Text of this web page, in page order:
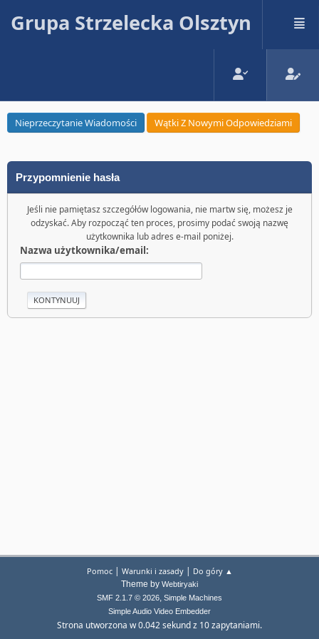
Grupa Strzelecka Olsztyn
Nieprzeczytanie Wiadomości Wątki Z Nowymi Odpowiedziami
Przypomnienie hasła
Jeśli nie pamiętasz szczegółów logowania, nie martw się, możesz je
odzyskać. Aby rozpocząć ten proces, prosimy podać swoją nazwę
użytkownika lub adres e-mail poniżej.
Nazwa użytkownika/email:
Pomoc| Warunki i zasady| Do góry ▲
Theme by Webtiryaki
SMF 2.1.7 © 2026, Simple Machines
Simple Audio Video Embedder
Strona utworzona w 0.042 sekund z 10 zapytaniami.